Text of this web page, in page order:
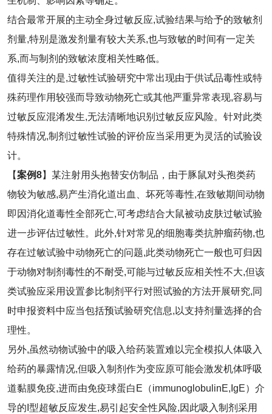
结合最常开展的主动全身过敏反应,试验结果与给予的致敏剂
剂量,特别是激发剂量有较大关系,也与致敏的时间有一定关
系,而与制剂的致敏浓度相关性略低。
值得关注的是,过敏性试验研究中常出现由于供试品毒性或特
殊药理作用较强而导致动物死亡或其他严重异常表现,容易与
过敏反应混淆发生,无法清晰地识别过敏反应风险。针对此类
特殊情况,制剂过敏性试验的评价应当采用更为灵活的试验设
计。
【案例8】某注射用头抱替安仿制品，由于豚鼠对头孢类药
物较为敏感,易产生消化道出血、坏死等毒性,在致敏期间动物
即因消化道毒性全部死亡,可考虑结合大鼠被动皮肤过敏试验
进一步评估过敏性。此外,针对常见的细胞毒类抗肿瘤药物,也
存在过敏试验中动物死亡的问题,此类动物死亡一般也可归因
于动物对制剂毒性的不耐受,可能与过敏反应相关性不大,但该
类试验应采用设置参比制剂平行对照试验的方法开展研究,同
时申报资料中应当包括预试验研究信息,以支持剂量选择的合
理性。
另外,虽然动物试验中的吸入给药装置难以完全模拟人体吸入
给药的暴露情况,但吸入制剂作为变应原可能会激发机体呼吸
道黏膜免疫,进而由免疫球蛋白E（immunoglobulinE,IgE）介
导的I型超敏反应发生,易引起安全性风险,因此吸入制剂采用